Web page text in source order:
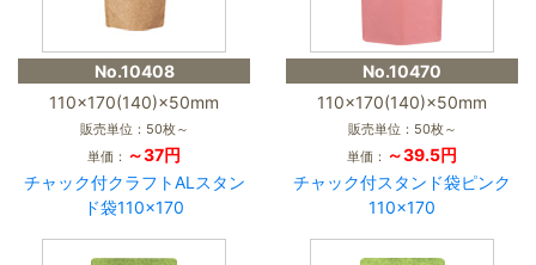
No.10408
110×170(140)×50mm
販売単位：50枚～
単価： ～37円
チャック付クラフトALスタン
ド袋110×170
No.10470
110×170(140)×50mm
販売単位：50枚～
単価： ～39.5円
チャック付スタンド袋ピンク
110×170